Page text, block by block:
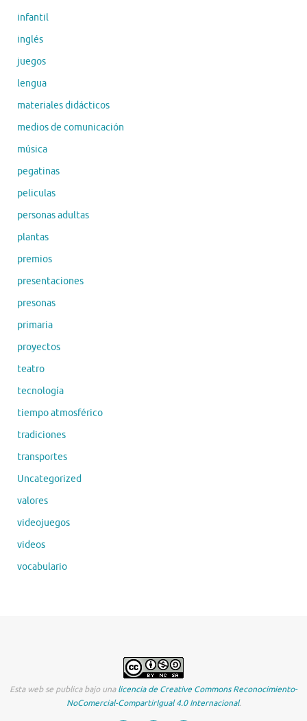
infantil
inglés
juegos
lengua
materiales didácticos
medios de comunicación
música
pegatinas
peliculas
personas adultas
plantas
premios
presentaciones
presonas
primaria
proyectos
teatro
tecnología
tiempo atmosférico
tradiciones
transportes
Uncategorized
valores
videojuegos
videos
vocabulario
Esta web se publica bajo unalicencia de Creative Commons Reconocimiento-
NoComercial-CompartirIgual 4.0 Internacional.